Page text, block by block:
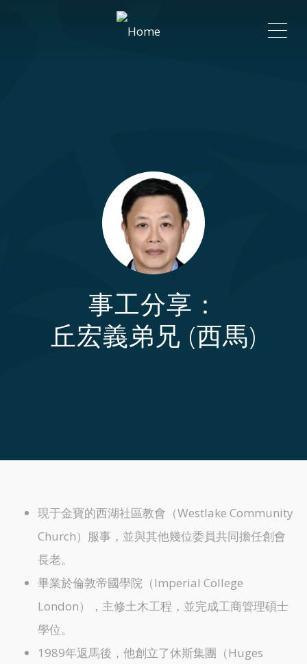
事工分享：
丘宏義弟兄 (西馬)
現于金寶的西湖社區教會（Westlake Community
Church）服事，並與其他幾位委員共同擔任創會
長老。
畢業於倫敦帝國學院（Imperial College
London），主修土木工程，並完成工商管理碩士
學位。
1989年返馬後，他創立了休斯集團（Huges